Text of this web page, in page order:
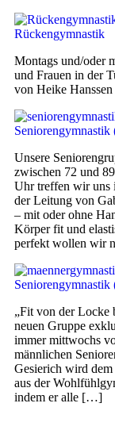
Rückengymnastik
Montags und/oder
und Frauen in der
von Heike
Seniorengymnastik
Unsere
zwischen 72 und
Uhr treffen wir uns
der Leitung von
– mit oder ohne
Körper fit und
perfekt wollen wir
Seniorengymnastik
„Fit von der Locke
neuen Gruppe
immer mittwochs
männlichen
Gesierich wird dem
aus der
indem er alle […]